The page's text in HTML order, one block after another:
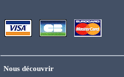
Nous découvrir